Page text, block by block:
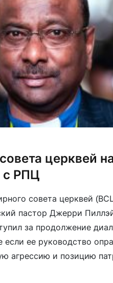
церквей
с РПЦ
совета церквей
пастор Джерри
за продолжение
ее руководство
агрессию и позицию